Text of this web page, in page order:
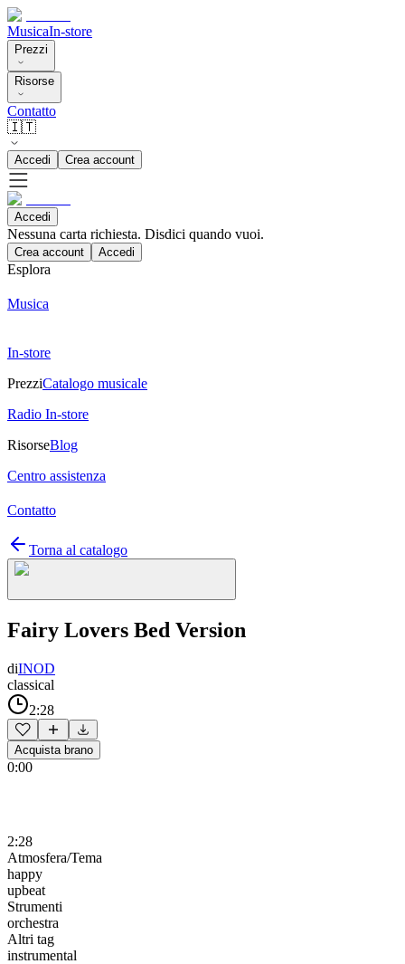
MusicaIn-store
Prezzi
Risorse
Contatto
🇮🇹
Accedi Crea account
Accedi
Nessuna carta richiesta. Disdici quando vuoi.
Crea account Accedi
Esplora
Musica
In-store
PrezziCatalogo musicale
Radio In-store
RisorseBlog
Centro assistenza
Contatto
Torna al catalogo
Fairy Lovers Bed Version
diINOD
classical
2:28
Acquista brano
0:00
2:28
Atmosfera/Tema
happy
upbeat
Strumenti
orchestra
Altri tag
instrumental